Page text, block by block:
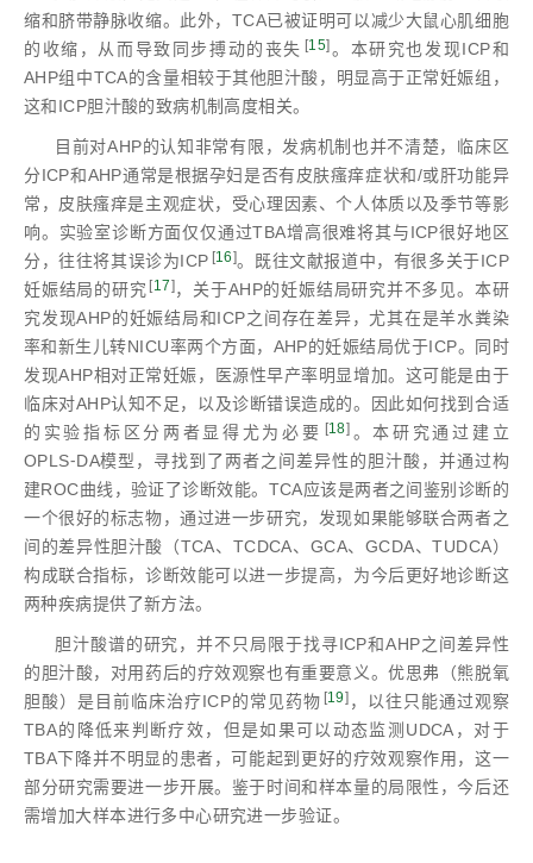
缩和脐带静脉收缩。此外，TCA已被证明可以减少大鼠心肌细胞
的收缩，从而导致同步搏动的丧失 [15]。本研究也发现ICP和
AHP组中TCA的含量相较于其他胆汁酸，明显高于正常妊娠组，
这和ICP胆汁酸的致病机制高度相关。
目前对AHP的认知非常有限，发病机制也并不清楚，临床区
分ICP和AHP通常是根据孕妇是否有皮肤瘙痒症状和/或肝功能异
常，皮肤瘙痒是主观症状，受心理因素、个人体质以及季节等影
响。实验室诊断方面仅仅通过TBA增高很难将其与ICP很好地区
分，往往将其误诊为ICP [16]。既往文献报道中，有很多关于ICP
妊娠结局的研究 [17]，关于AHP的妊娠结局研究并不多见。本研
究发现AHP的妊娠结局和ICP之间存在差异，尤其在是羊水粪染
率和新生儿转NICU率两个方面，AHP的妊娠结局优于ICP。同时
发现AHP相对正常妊娠，医源性早产率明显增加。这可能是由于
临床对AHP认知不足，以及诊断错误造成的。因此如何找到合适
的实验指标区分两者显得尤为必要 [18] 。本研究通过建立
OPLS⁃DA模型，寻找到了两者之间差异性的胆汁酸，并通过构
建ROC曲线，验证了诊断效能。TCA应该是两者之间鉴别诊断的
一个很好的标志物，通过进一步研究，发现如果能够联合两者之
间的差异性胆汁酸（TCA、TCDCA、GCA、GCDA、TUDCA）
构成联合指标，诊断效能可以进一步提高，为今后更好地诊断这
两种疾病提供了新方法。
胆汁酸谱的研究，并不只局限于找寻ICP和AHP之间差异性
的胆汁酸，对用药后的疗效观察也有重要意义。优思弗（熊脱氧
胆酸）是目前临床治疗ICP的常见药物 [19] ，以往只能通过观察
TBA的降低来判断疗效，但是如果可以动态监测UDCA，对于
TBA下降并不明显的患者，可能起到更好的疗效观察作用，这一
部分研究需要进一步开展。鉴于时间和样本量的局限性，今后还
需增加大样本进行多中心研究进一步验证。